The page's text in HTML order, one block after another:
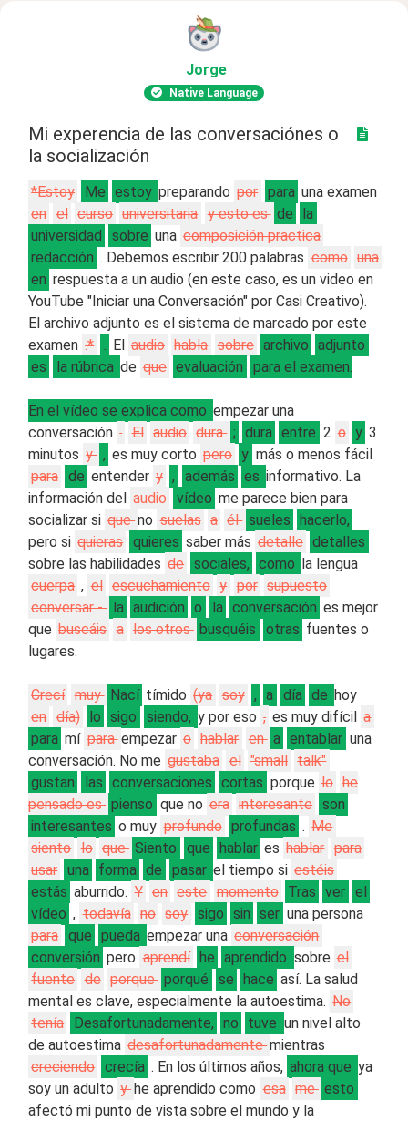
Jorge
Native Language
Mi experencia de las conversaciónes o
la socialización
*Estoy Me estoy preparando por para una examen
en el curso universitaria y esto es de
la
universidad
sobre una composición practica
redacción . Debemos escribir 200 palabras como una
en respuesta a un audio (en este caso, es un video en
YouTube "Iniciar una Conversación" por Casi Creativo).
El archivo adjunto es el sistema de marcado por este
examen .* . El audio habla sobre archivo
adjunto
es
la rúbrica de que evaluación para el examen.
En el vídeo se explica como empezar una
conversación . El audio dura ; dura entre 2 o y 3
minutos y , es muy corto pero y más o menos fácil
para de entender y , además es informativo. La
información del
audio vídeo me parece bien para
socializar si queno suelas a él sueles
hacerlo,
pero si quieras quieres saber más detalle detalles
sobre las habilidades de sociales, como
la lengua
cuerpa , el escuchamiento y por supuesto
conversar - la audición o la conversación es mejor
que buscáis a los otros busquéis otras fuentes o
lugares.
Crecí muy Nací tímido (ya soy , a día de hoy
en día) lo sigo siendo, y por eso , es muy difícil
a
para mí paraempezar o hablar en a entablar una
conversación. No me gustaba el "small talk"
gustan
las conversaciones cortas porque lo he
pensado es pienso que no era interesante son
interesantes o muy profundo profundas . Me
siento lo que Siento que hablar es hablar para
usar una forma de pasar el tiempo si estéis
estás aburrido. Y en este momento Tras ver el
vídeo , todavía no soy sigo sin ser una persona
para que pueda empezar una conversación
conversión pero aprendí he aprendido sobre el
fuente de porque porqué se hace así. La salud
mental es clave, especialmente la autoestima. No
tenía
Desafortunadamente, no tuve un nivel alto
de autoestima desafortunadamentemientras
creciendo crecía . En los últimos años, ahora que ya
soy un adulto y he aprendido como esa me esto
afectó mi punto de vista sobre el mundo y la